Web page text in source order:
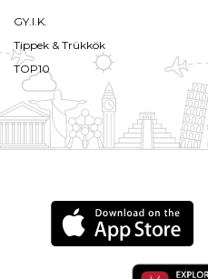
GY.I.K.
Tippek & Trükkök
TOP10